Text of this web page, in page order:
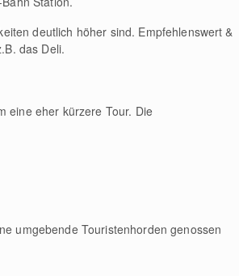
deutlich höher sind. Empfehlenswert &
das Deli.
eine eher kürzere Tour. Die
umgebende Touristenhorden genossen